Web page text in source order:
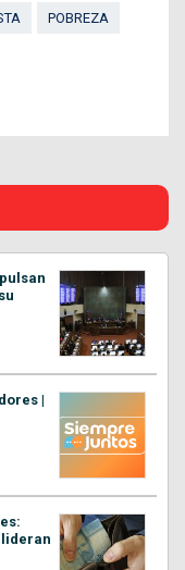
POBREZA
|